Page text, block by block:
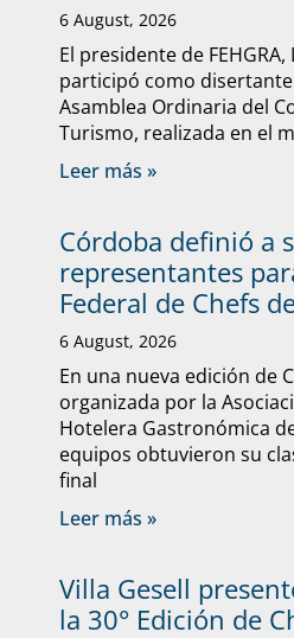
6 August, 2026
El presidente de
participó como disertante
Asamblea Ordinaria del
Turismo, realizada en el
Leer más »
Córdoba definió a
representantes
Federal de Chefs
6 August, 2026
En una nueva edición de
organizada por la
Hotelera Gastronómica
equipos obtuvieron su
final
Leer más »
Villa Gesell
la 30° Edición de